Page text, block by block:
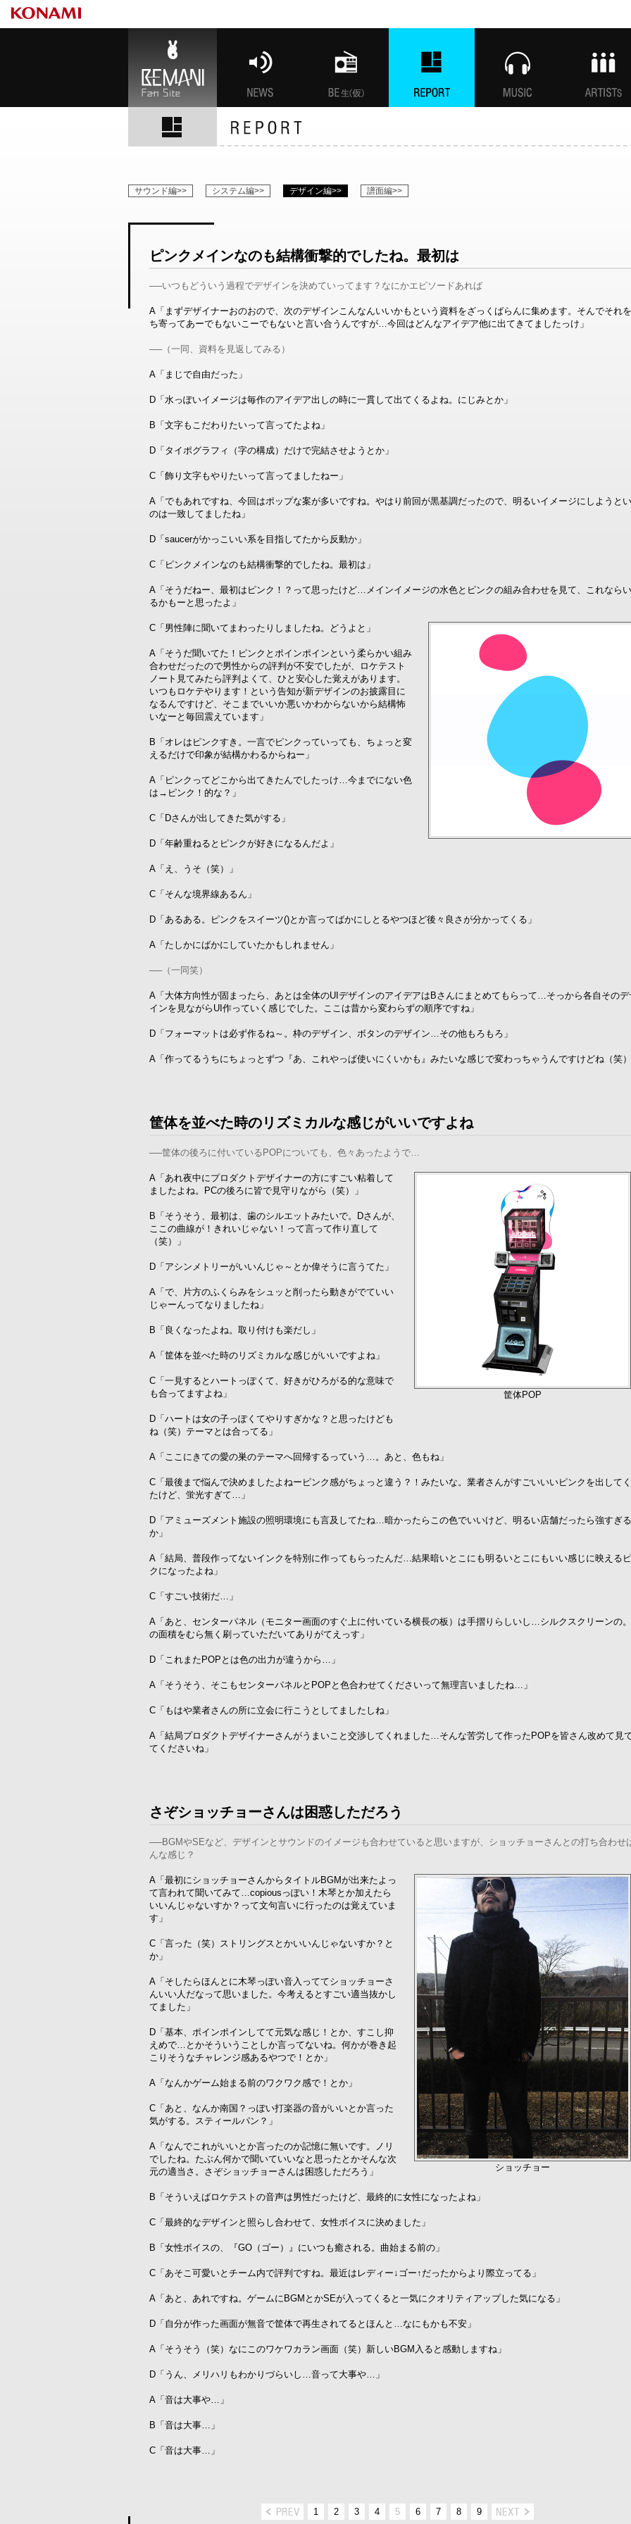
サウンド編>> システム編>> デザイン編>> 譜面編>>
ピンクメインなのも結構衝撃的でしたね。最初は
──いつもどういう過程でデザインを決めていってます？なにかエピソードあれば
A「まずデザイナーおのおので、次のデザインこんなんいいかもという資料をざっくばらんに集めます。そんでそれ
ち寄ってあーでもないこーでもないと言い合うんですが…今回はどんなアイデア他に出てきてましたっけ」
──（一同、資料を見返してみる）
A「まじで自由だった」
D「水っぽいイメージは毎作のアイデア出しの時に一貫して出てくるよね。にじみとか」
B「文字もこだわりたいって言ってたよね」
D「タイポグラフィ（字の構成）だけで完結させようとか」
C「飾り文字もやりたいって言ってましたねー」
A「でもあれですね、今回はポップな案が多いですね。やはり前回が黒基調だったので、明るいイメージにしようと
のは一致してましたね」
D「saucerがかっこいい系を目指してたから反動か」
C「ピンクメインなのも結構衝撃的でしたね。最初は」
A「そうだねー、最初はピンク！？って思ったけど…メインイメージの水色とピンクの組み合わせを見て、これなら
るかもーと思ったよ」
C「男性陣に聞いてまわったりしましたね。どうよと」
A「そうだ聞いてた！ピンクとポインポインという柔らかい組み
合わせだったので男性からの評判が不安でしたが、ロケテスト
ノート見てみたら評判よくて、ひと安心した覚えがあります。
いつもロケテやります！という告知が新デザインのお披露目に
なるんですけど、そこまでいいか悪いかわからないから結構怖
いなーと毎回震えています」
B「オレはピンクすき。一言でピンクっていっても、ちょっと変
えるだけで印象が結構かわるからねー」
A「ピンクってどこから出てきたんでしたっけ…今までにない色
は→ピンク！的な？」
C「Dさんが出してきた気がする」
D「年齢重ねるとピンクが好きになるんだよ」
A「え、うそ（笑）」
C「そんな境界線あるん」
D「あるある。ピンクをスイーツ()とか言ってばかにしとるやつほど後々良さが分かってくる」
A「たしかにばかにしていたかもしれません」
──（一同笑）
A「大体方向性が固まったら、あとは全体のUIデザインのアイデアはBさんにまとめてもらって…そっから各自そのデ
インを見ながらUI作っていく感じでした。ここは昔から変わらずの順序ですね」
D「フォーマットは必ず作るね～。枠のデザイン、ボタンのデザイン…その他もろもろ」
A「作ってるうちにちょっとずつ『あ、これやっぱ使いにくいかも』みたいな感じで変わっちゃうんですけどね（笑
筐体を並べた時のリズミカルな感じがいいですよね
──筐体の後ろに付いているPOPについても、色々あったようで…
筐体POP
A「あれ夜中にプロダクトデザイナーの方にすごい粘着して
ましたよね。PCの後ろに皆で見守りながら（笑）」
B「そうそう、最初は、歯のシルエットみたいで。Dさんが、
ここの曲線が！きれいじゃない！って言って作り直して
（笑）」
D「アシンメトリーがいいんじゃ～とか偉そうに言うてた」
A「で、片方のふくらみをシュッと削ったら動きがでていい
じゃーんってなりましたね」
B「良くなったよね。取り付けも楽だし」
A「筐体を並べた時のリズミカルな感じがいいですよね」
C「一見するとハートっぽくて、好きがひろがる的な意味で
も合ってますよね」
D「ハートは女の子っぽくてやりすぎかな？と思ったけども
ね（笑）テーマとは合ってる」
A「ここにきての愛の巣のテーマへ回帰するっていう…。あと、色もね」
C「最後まで悩んで決めましたよねーピンク感がちょっと違う？！みたいな。業者さんがすごいいいピンクを出して
たけど、蛍光すぎて…」
D「アミューズメント施設の照明環境にも言及してたね…暗かったらこの色でいいけど、明るい店舗だったら強すぎ
か」
A「結局、普段作ってないインクを特別に作ってもらったんだ…結果暗いとこにも明るいとこにもいい感じに映える
クになったよね」
C「すごい技術だ…」
A「あと、センターパネル（モニター画面のすぐ上に付いている横長の板）は手摺りらしいし…シルクスクリーンの
の面積をむら無く刷っていただいてありがてえっす」
D「これまたPOPとは色の出力が違うから…」
A「そうそう、そこもセンターパネルとPOPと色合わせてくださいって無理言いましたね…」
C「もはや業者さんの所に立会に行こうとしてましたしね」
A「結局プロダクトデザイナーさんがうまいこと交渉してくれました…そんな苦労して作ったPOPを皆さん改めて見
てくださいね」
さぞショッチョーさんは困惑しただろう
──BGMやSEなど、デザインとサウンドのイメージも合わせていると思いますが、ショッチョーさんとの打ち合わせ
んな感じ？
ショッチョー
A「最初にショッチョーさんからタイトルBGMが出来たよっ
て言われて聞いてみて…copiousっぽい！木琴とか加えたら
いいんじゃないすか？って文句言いに行ったのは覚えていま
す」
C「言った（笑）ストリングスとかいいんじゃないすか？と
か」
A「そしたらほんとに木琴っぽい音入っててショッチョーさ
んいい人だなって思いました。今考えるとすごい適当抜かし
てました」
D「基本、ポインポインしてて元気な感じ！とか、すこし抑
えめで…とかそういうことしか言ってないね。何かが巻き起
こりそうなチャレンジ感あるやつで！とか」
A「なんかゲーム始まる前のワクワク感で！とか」
C「あと、なんか南国？っぽい打楽器の音がいいとか言った
気がする。スティールパン？」
A「なんでこれがいいとか言ったのか記憶に無いです。ノリ
でしたね。たぶん何かで聞いていいなと思ったとかそんな次
元の適当さ。さぞショッチョーさんは困惑しただろう」
B「そういえばロケテストの音声は男性だったけど、最終的に女性になったよね」
C「最終的なデザインと照らし合わせて、女性ボイスに決めました」
B「女性ボイスの、『GO（ゴー）』にいつも癒される。曲始まる前の」
C「あそこ可愛いとチーム内で評判ですね。最近はレディー↓ゴー↑だったからより際立ってる」
A「あと、あれですね。ゲームにBGMとかSEが入ってくると一気にクオリティアップした気になる」
D「自分が作った画面が無音で筐体で再生されてるとほんと…なにもかも不安」
A「そうそう（笑）なにこのワケワカラン画面（笑）新しいBGM入ると感動しますね」
D「うん、メリハリもわかりづらいし…音って大事や…」
A「音は大事や…」
B「音は大事…」
C「音は大事…」
1 2 3 4 5 6 7 8 9